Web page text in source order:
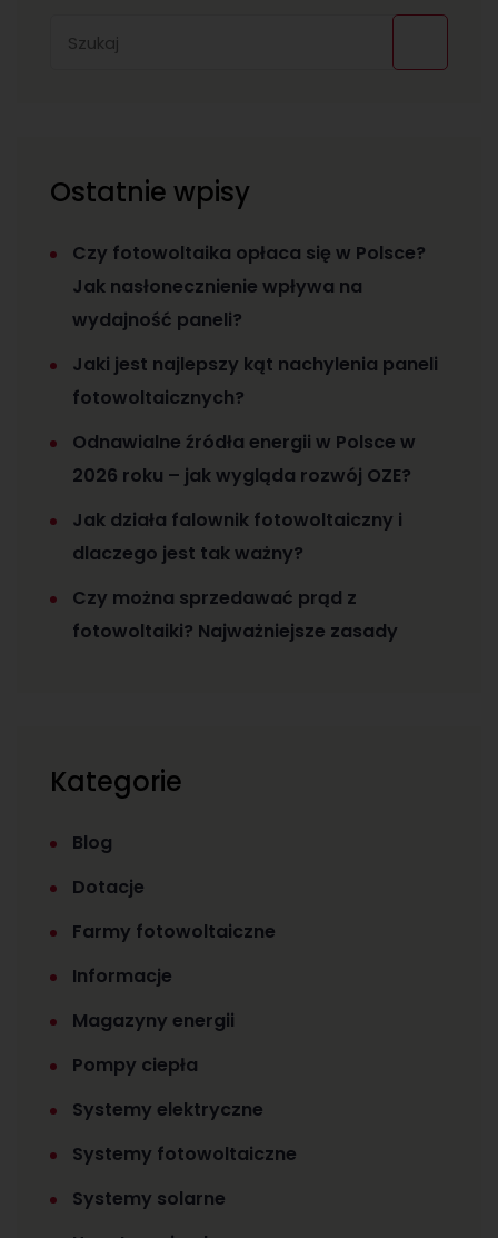
Ostatnie wpisy
Czy fotowoltaika opłaca się w Polsce?
Jak nasłonecznienie wpływa na
wydajność paneli?
Jaki jest najlepszy kąt nachylenia paneli
fotowoltaicznych?
Odnawialne źródła energii w Polsce w
2026 roku – jak wygląda rozwój OZE?
Jak działa falownik fotowoltaiczny i
dlaczego jest tak ważny?
Czy można sprzedawać prąd z
fotowoltaiki? Najważniejsze zasady
Kategorie
Blog
Dotacje
Farmy fotowoltaiczne
Informacje
Magazyny energii
Pompy ciepła
Systemy elektryczne
Systemy fotowoltaiczne
Systemy solarne